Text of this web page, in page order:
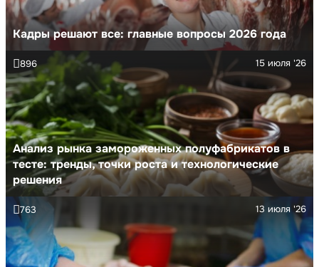
Кадры решают все: главные вопросы 2026 года
Анализ рынка замороженных полуфабрикатов в
тесте: тренды, точки роста и технологические
решения
15 июля '26
896
13 июля '26
763